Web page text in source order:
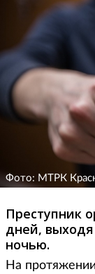
Фото: МТРК
Преступник
дней,
ночью.
На